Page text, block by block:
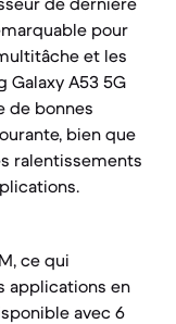
pour
et les
Galaxy A53 5G
de bonnes
bien que
ralentissements
ce qui
applications en
avec 6